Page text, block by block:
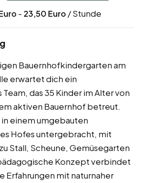
- 23,50 Euro / Stunde
Bauernhofkindergarten am
erwartet dich ein
das 35 Kinder im Alter von
aktiven Bauernhof betreut.
einem umgebauten
Hofes untergebracht, mit
Stall, Scheune, Gemüsegarten
Konzept verbindet
Erfahrungen mit naturnaher